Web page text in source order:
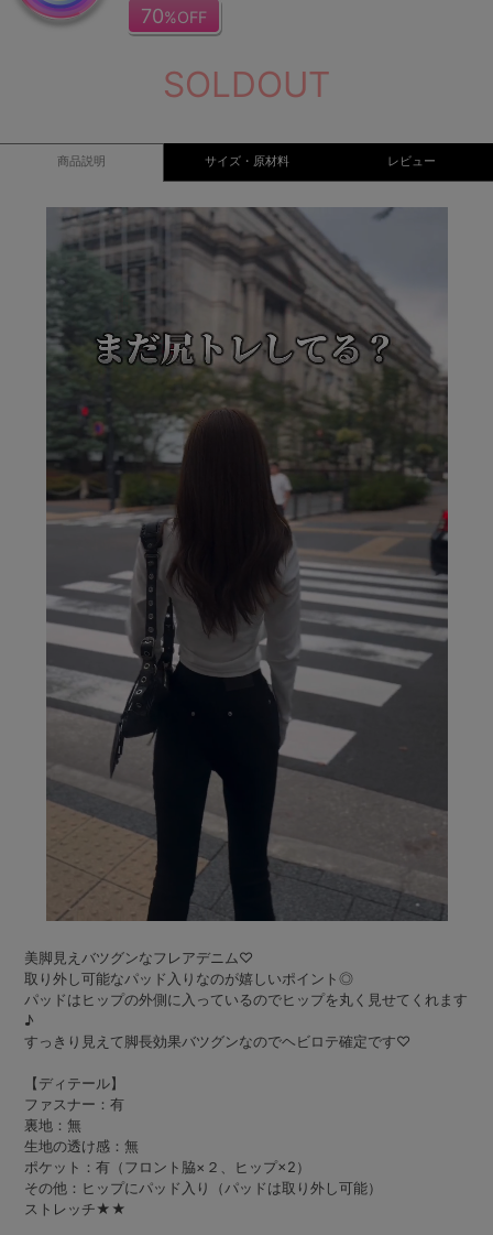
70%OFF
SOLDOUT
商品説明 サイズ・原材料 レビュー
美脚見えバツグンなフレアデニム♡
取り外し可能なパッド入りなのが嬉しいポイント◎
パッドはヒップの外側に入っているのでヒップを丸く見せてくれます
♪
すっきり見えて脚長効果バツグンなのでヘビロテ確定です♡
【ディテール】
ファスナー：有
裏地：無
生地の透け感：無
ポケット：有（フロント脇×２、ヒップ×2）
その他：ヒップにパッド入り（パッドは取り外し可能）
ストレッチ★★